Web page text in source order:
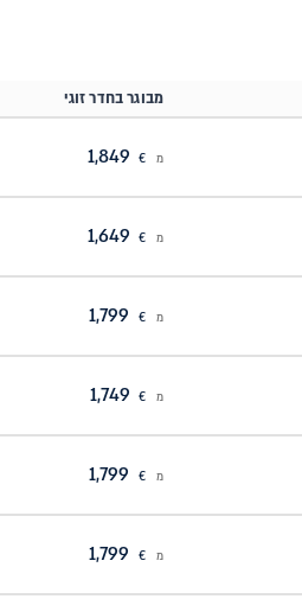
מבוגר בחדר זוגי
מ €
מ €
מ €
מ €
מ €
מ €